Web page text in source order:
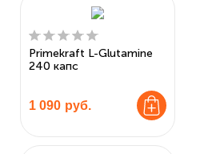
Primekraft L-Glutamine
240 капс
1 090 руб.